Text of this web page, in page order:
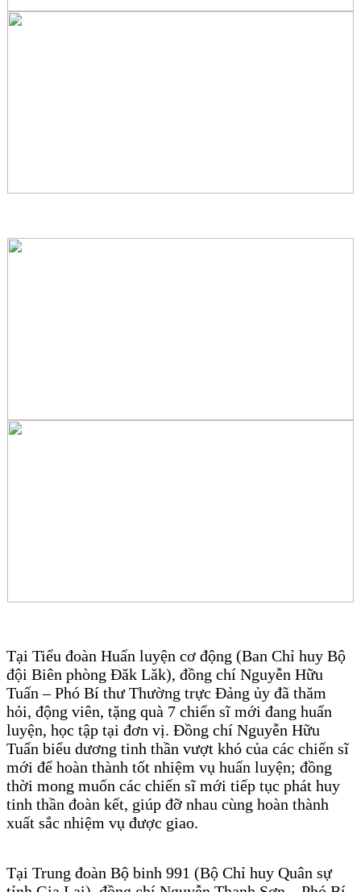
Tại Tiểu đoàn Huấn luyện cơ động (Ban Chỉ huy Bộ
đội Biên phòng Đăk Lăk), đồng chí Nguyễn Hữu
Tuấn – Phó Bí thư Thường trực Đảng ủy đã thăm
hỏi, động viên, tặng quà 7 chiến sĩ mới đang huấn
luyện, học tập tại đơn vị. Đồng chí Nguyễn Hữu
Tuấn biểu dương tinh thần vượt khó của các chiến sĩ
mới để hoàn thành tốt nhiệm vụ huấn luyện; đồng
thời mong muốn các chiến sĩ mới tiếp tục phát huy
tinh thần đoàn kết, giúp đỡ nhau cùng hoàn thành
xuất sắc nhiệm vụ được giao.
Tại Trung đoàn Bộ binh 991 (Bộ Chỉ huy Quân sự